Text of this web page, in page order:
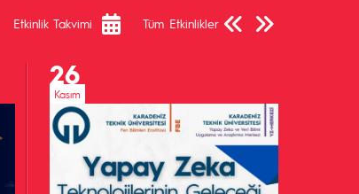
Etkinlik Takvimi Tüm Etkinlikler
Önceki SayfaSonraki Sayfa
26
Kasım